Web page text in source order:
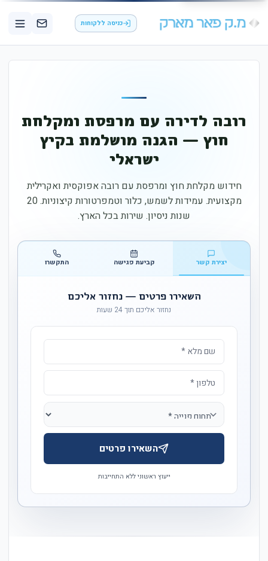
כניסה ללקוחות
רובה לדירה עם מרפסת ומקלחת
חוץ — הגנה מושלמת בקיץ
ישראלי
חידוש מקלחת חוץ ומרפסת עם רובה אפוקסית ואקרילית
מקצועית. עמידות לשמש, כלור וטמפרטורות קיצוניות. 20
שנות ניסיון. שירות בכל הארץ.
יצירת קשר קביעת פגישה התקשרו
השאירו פרטים — נחזור אליכם
נחזור אליכם תוך 24 שעות
השאירו פרטים
ייעוץ ראשוני ללא התחייבות